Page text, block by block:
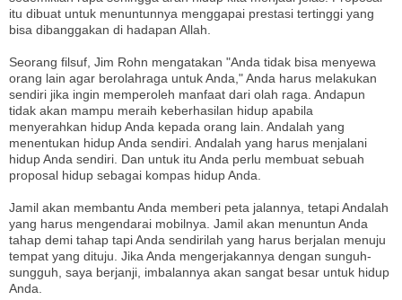
itu dibuat untuk menuntunnya menggapai prestasi tertinggi yang
bisa dibanggakan di hadapan Allah.
Seorang filsuf, Jim Rohn mengatakan "Anda tidak bisa menyewa
orang lain agar berolahraga untuk Anda," Anda harus melakukan
sendiri jika ingin memperoleh manfaat dari olah raga. Andapun
tidak akan mampu meraih keberhasilan hidup apabila
menyerahkan hidup Anda kepada orang lain. Andalah yang
menentukan hidup Anda sendiri. Andalah yang harus menjalani
hidup Anda sendiri. Dan untuk itu Anda perlu membuat sebuah
proposal hidup sebagai kompas hidup Anda.
Jamil akan membantu Anda memberi peta jalannya, tetapi Andalah
yang harus mengendarai mobilnya. Jamil akan menuntun Anda
tahap demi tahap tapi Anda sendirilah yang harus berjalan menuju
tempat yang dituju. Jika Anda mengerjakannya dengan sunguh-
sungguh, saya berjanji, imbalannya akan sangat besar untuk hidup
Anda.